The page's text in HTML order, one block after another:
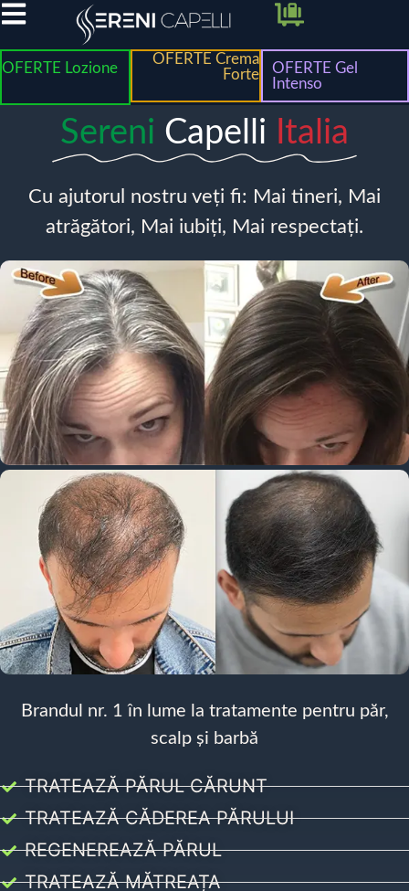
OFERTE Lozione
OFERTE Crema
Forte
OFERTE Gel
Intenso
Sereni Capelli Italia
Cu ajutorul nostru veți fi: Mai tineri, Mai
atrăgători, Mai iubiți, Mai respectați.
Brandul nr. 1 în lume la tratamente pentru păr,
scalp și barbă
TRATEAZĂ PĂRUL CĂRUNT
TRATEAZĂ CĂDEREA PĂRULUI
REGENEREAZĂ PĂRUL
TRATEAZĂ MĂTREAȚA